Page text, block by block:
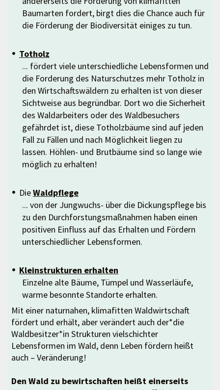
Baumarten fordert, birgt dies die Chance auch für
die Förderung der Biodiversität einiges zu tun.
Totholz
... fördert viele unterschiedliche Lebensformen und
die Forderung des Naturschutzes mehr Totholz in
den Wirtschaftswäldern zu erhalten ist von dieser
Sichtweise aus begründbar. Dort wo die Sicherheit
des Waldarbeiters oder des Waldbesuchers
gefährdet ist, diese Totholzbäume sind auf jeden
Fall zu Fällen und nach Möglichkeit liegen zu
lassen. Höhlen- und Brutbäume sind so lange wie
möglich zu erhalten!
DieWaldpflege
... von der Jungwuchs- über die Dickungspflege bis
zu den Durchforstungsmaßnahmen haben einen
positiven Einfluss auf das Erhalten und Fördern
unterschiedlicher Lebensformen.
Kleinstrukturen erhalten
Einzelne alte Bäume, Tümpel und Wasserläufe,
warme besonnte Standorte erhalten.
Mit einer naturnahen, klimafitten Waldwirtschaft
fördert und erhält, aber verändert auch der*die
Waldbesitzer*in Strukturen vielschichter
Lebensformen im Wald, denn Leben fördern heißt
auch – Veränderung!
Den Wald zu bewirtschaften heißt einerseits